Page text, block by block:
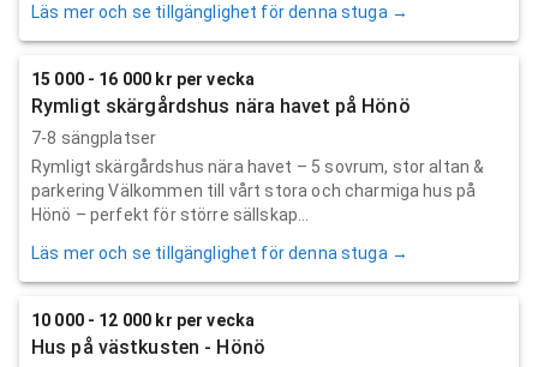
Läs mer och se tillgänglighet för denna stuga →
15 000 - 16 000 kr per vecka
Rymligt skärgårdshus nära havet på Hönö
7-8 sängplatser
Rymligt skärgårdshus nära havet – 5 sovrum, stor altan &
parkering Välkommen till vårt stora och charmiga hus på
Hönö – perfekt för större sällskap...
Läs mer och se tillgänglighet för denna stuga →
10 000 - 12 000 kr per vecka
Hus på västkusten - Hönö